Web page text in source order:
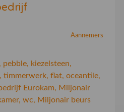
Aannemers
pebble, kiezelsteen,
timmerwerk, flat, oceantile,
Eurokam, Miljonair
wc, Miljonair beurs